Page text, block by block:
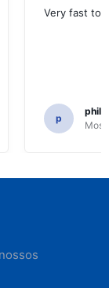
Very fast to
p